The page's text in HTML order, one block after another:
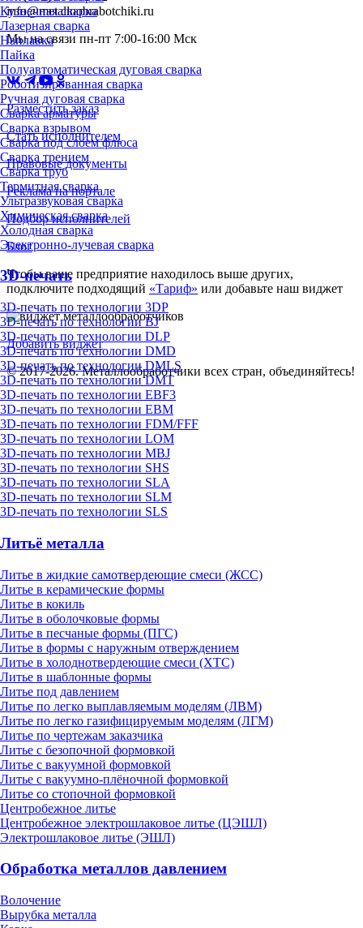
Кузнечная сварка
Лазерная сварка
Наплавка
Пайка
Полуавтоматическая дуговая сварка
Роботизированная сварка
Ручная дуговая сварка
Сварка арматуры
Сварка взрывом
Сварка под слоем флюса
Сварка трением
Сварка труб
Термитная сварка
Ультразвуковая сварка
Химическая сварка
Холодная сварка
Электронно-лучевая сварка
3D-печать
3D-печать по технологии 3DP
3D-печать по технологии BJ
3D-печать по технологии DLP
3D-печать по технологии DMD
3D-печать по технологии DMLS
3D-печать по технологии DMT
3D-печать по технологии EBF3
3D-печать по технологии EBM
3D-печать по технологии FDM/FFF
3D-печать по технологии LOM
3D-печать по технологии MBJ
3D-печать по технологии SHS
3D-печать по технологии SLA
3D-печать по технологии SLM
3D-печать по технологии SLS
Литьё металла
Литье в жидкие самотвердеющие смеси (ЖСС)
Литье в керамические формы
Литье в кокиль
Литье в оболочковые формы
Литье в песчаные формы (ПГС)
Литье в формы с наружным отверждением
Литье в холоднотвердеющие смеси (ХТС)
Литье в шаблонные формы
Литье под давлением
Литье по легко выплавляемым моделям (ЛВМ)
Литье по легко газифицируемым моделям (ЛГМ)
Литье по чертежам заказчика
Литье с безопочной формовкой
Литье с вакуумной формовкой
Литье с вакуумно-плёночной формовкой
Литье со стопочной формовкой
Центробежное литье
Центробежное электрошлаковое литье (ЦЭШЛ)
Электрошлаковое литье (ЭШЛ)
Обработка металлов давлением
Волочение
Вырубка металла
info@metalloobrabotchiki.ru
Мы на связи пн-пт 7:00-16:00 Мск
Разместить заказ
Стать исполнителем
Правовые документы
Реклама на портале
Подбор исполнителей
Блог
Чтобы ваше предприятие находилось выше других,
подключите подходящий «Тариф» или добавьте наш виджет
Добавить виджет
© 2017-2026. Металлообработчики всех стран, объединяйтесь!